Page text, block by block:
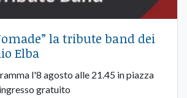
la tribute band dei
Elba
l'8 agosto alle 21.45 in piazza
gratuito